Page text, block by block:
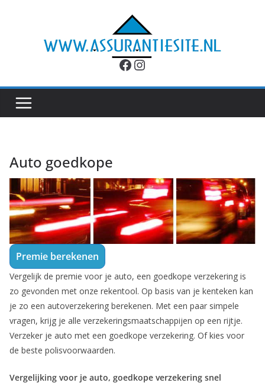
Facebook
Instagram
Auto goedkope
Premie berekenen
Vergelijk de premie voor je auto, een goedkope verzekering is
zo gevonden met onze rekentool. Op basis van je kenteken kan
je zo een autoverzekering berekenen. Met een paar simpele
vragen, krijg je alle verzekeringsmaatschappijen op een rijtje.
Verzeker je auto met een goedkope verzekering. Of kies voor
de beste polisvoorwaarden.
Vergelijking voor je auto, goedkope verzekering snel